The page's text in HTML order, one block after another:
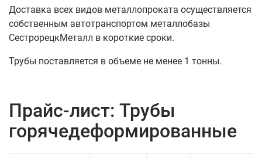
Доставка всех видов металлопроката осуществляется
собственным автотранспортом металлобазы
СестрорецкМеталл в короткие сроки.
Трубы поставляется в объеме не менее 1 тонны.
Прайс-лист: Трубы
горячедеформированные